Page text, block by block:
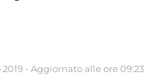
- Aggiornato alle ore 09:23